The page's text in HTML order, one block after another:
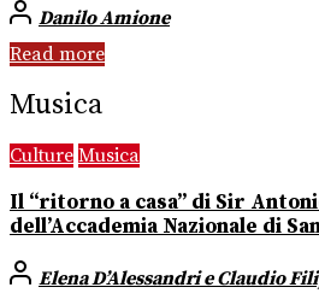
Danilo Amione
Read more
Musica
Culture Musica
Il “ritorno a casa” di Sir
dell’Accademia Nazionale di
Elena D’Alessandri e Claudio